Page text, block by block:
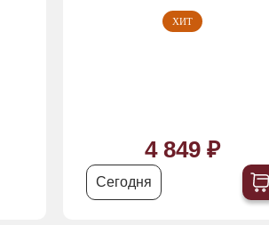
ХИТ
4 849 ₽
Сегодня